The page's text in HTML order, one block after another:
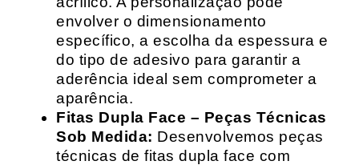
envolver o dimensionamento
específico, a escolha da espessura e
do tipo de adesivo para garantir a
aderência ideal sem comprometer a
aparência.
Fitas Dupla Face – Peças Técnicas
Sob Medida: Desenvolvemos peças
técnicas de fitas dupla face com